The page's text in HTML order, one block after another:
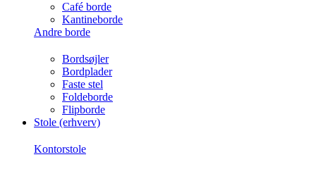
Café borde
Kantineborde
Andre borde
Bordsøjler
Bordplader
Faste stel
Foldeborde
Flipborde
Stole (erhverv)
Kontorstole